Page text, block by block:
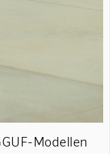
Modellen